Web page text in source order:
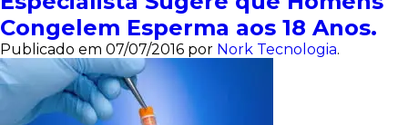
Congelem Esperma aos 18 Anos.
Publicado em 07/07/2016 por Nork Tecnologia.